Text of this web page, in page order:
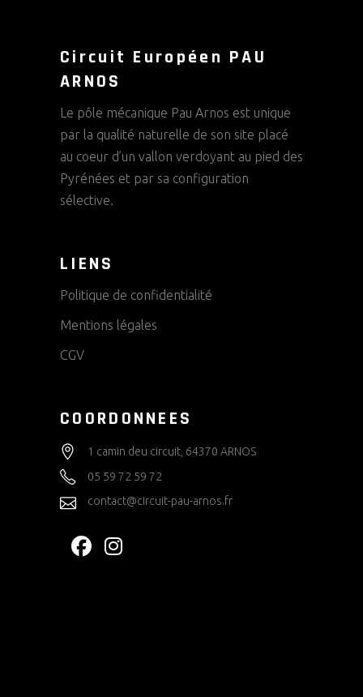
Circuit Européen PAU
ARNOS
Le pôle mécanique Pau Arnos est unique
par la qualité naturelle de son site placé
au coeur d’un vallon verdoyant au pied des
Pyrénées et par sa configuration
sélective.
LIENS
Politique de confidentialité
Mentions légales
CGV
COORDONNEES
1 camin deu circuit, 64370 ARNOS
05 59 72 59 72
contact@circuit-pau-arnos.fr